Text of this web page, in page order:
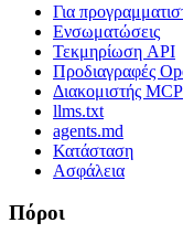
Για
Ενσωματώσεις
Τεκμηρίωση API
Προδιαγραφές
Διακομιστής MCP
llms.txt
agents.md
Κατάσταση
Ασφάλεια
Πόροι